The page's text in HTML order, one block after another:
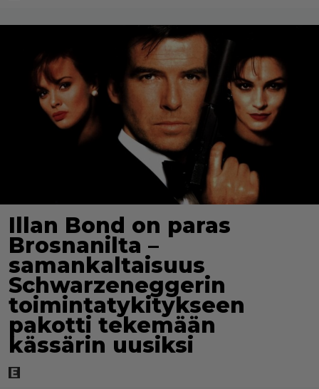
Illan Bond on paras
Brosnanilta –
samankaltaisuus
Schwarzeneggerin
toimintatykitykseen
pakotti tekemään
kässärin uusiksi